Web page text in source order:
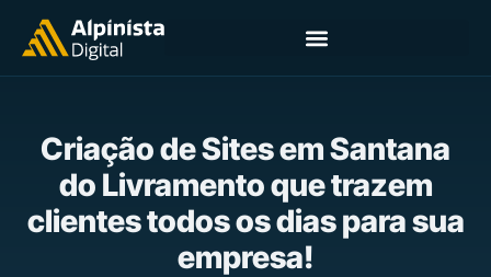
Criação de Sites em Santana
do Livramento que trazem
clientes todos os dias para sua
empresa!